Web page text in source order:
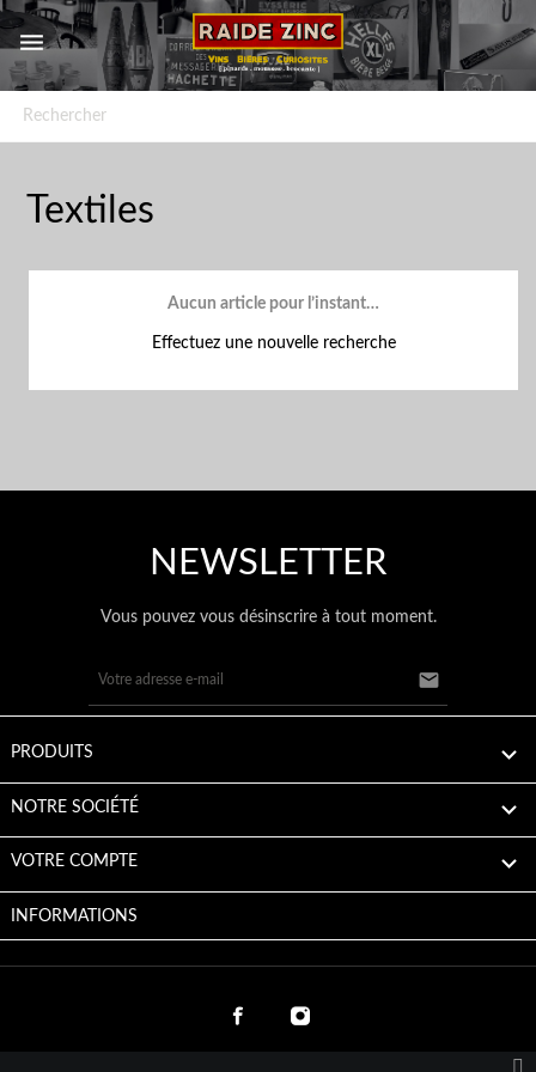

Textiles
Aucun article pour l’instant…
Effectuez une nouvelle recherche
NEWSLETTER
Vous pouvez vous désinscrire à tout moment.

PRODUITS 
NOTRE SOCIÉTÉ 
VOTRE COMPTE 
INFORMATIONS